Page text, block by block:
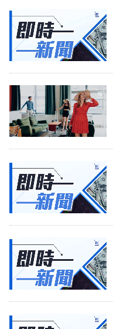
理
商
業
科
技
場
生
時
事